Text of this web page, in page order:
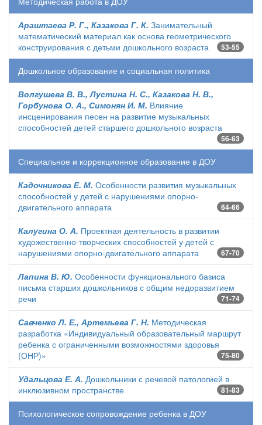
Араштаева Р. Г., Казакова Г. К. Занимательный
математический материал как основа геометрического
конструирования с детьми дошкольного возраста
53-55
Дошкольное образование и социальная политика
Волгушева В. В., Лустина Н. С., Казакова Н. В.,
Горбунова О. А., Симонян И. М. Влияние
инсценирования песен на развитие музыкальных
способностей детей старшего дошкольного возраста
56-63
Специальное и коррекционное образование в ДОУ
Кадочникова Е. М. Особенности развития музыкальных
способностей у детей с нарушениями опорно-
двигательного аппарата
64-66
Калугина О. А. Проектная деятельность в развитии
художественно-творческих способностей у детей с
нарушениями опорно-двигательного аппарата
67-70
Лапина В. Ю. Особенности функционального базиса
письма старших дошкольников с общим недоразвитием
речи
71-74
Савченко Л. Е., Артемьева Г. Н. Методическая
разработка «Индивидуальный образовательный маршрут
ребенка с ограниченными возможностями здоровья
(ОНР)»
75-80
Удальцова Е. А. Дошкольники с речевой патологией в
инклюзивном пространстве
81-83
Психологическое сопровождение ребенка в ДОУ